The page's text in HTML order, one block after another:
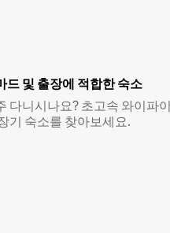
드 및 출장에 적합한 숙소
다니시나요? 초고속 와이파
기 숙소를 찾아보세요.